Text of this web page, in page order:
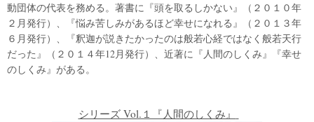
動団体の代表を務める。著書に『頭を取るしかない』（２０１０年
２月発行）、『悩み苦しみがあるほど幸せになれる』（２０１３年
６月発行）、『釈迦が説きたかったのは般若心経ではなく般若天行
だった』（２０１４年12月発行）、近著に『人間のしくみ』『幸せ
のしくみ』がある。
シリーズ Vol.１『人間のしくみ』